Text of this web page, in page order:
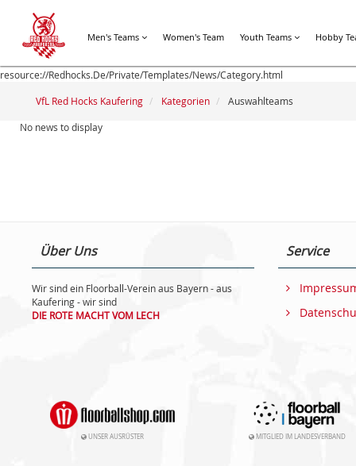
resource://Redhocks.De/Private/Templates/News/Category.html
Men's Teams Women's Team Youth Teams Hobby
VfL Red Hocks Kaufering Kategorien Auswahlteams
No news to display
Über Uns
Wir sind ein Floorball-Verein aus Bayern - aus
Kaufering - wir sind
DIE ROTE MACHT VOM LECH
Service
UNSER AUSRÜSTER MITGLIED IM LANDESVERBAND